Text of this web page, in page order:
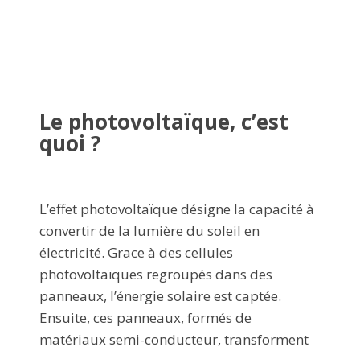
Le photovoltaïque, c’est
quoi ?
L’effet photovoltaïque désigne la capacité à
convertir de la lumière du soleil en
électricité. Grace à des cellules
photovoltaïques regroupés dans des
panneaux, l’énergie solaire est captée.
Ensuite, ces panneaux, formés de
matériaux semi-conducteur, transforment